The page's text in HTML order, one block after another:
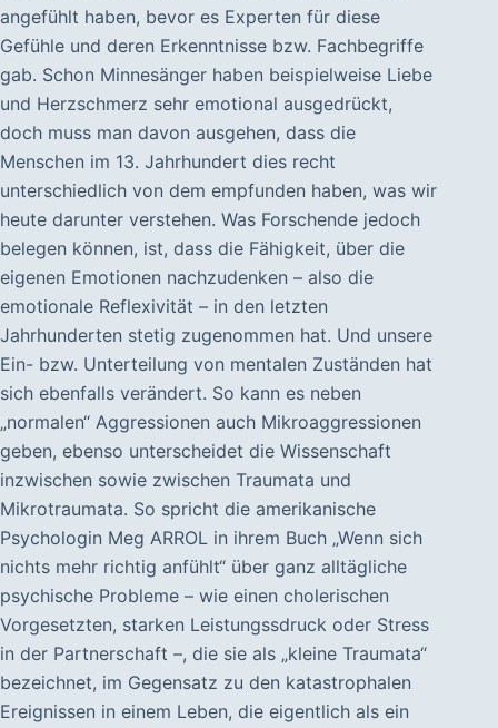
angefühlt haben, bevor es Experten für diese
Gefühle und deren Erkenntnisse bzw. Fachbegriffe
gab. Schon Minnesänger haben beispielweise Liebe
und Herzschmerz sehr emotional ausgedrückt,
doch muss man davon ausgehen, dass die
Menschen im 13. Jahrhundert dies recht
unterschiedlich von dem empfunden haben, was wir
heute darunter verstehen. Was Forschende jedoch
belegen können, ist, dass die Fähigkeit, über die
eigenen Emotionen nachzudenken – also die
emotionale Reflexivität – in den letzten
Jahrhunderten stetig zugenommen hat. Und unsere
Ein- bzw. Unterteilung von mentalen Zuständen hat
sich ebenfalls verändert. So kann es neben
„normalen“ Aggressionen auch Mikroaggressionen
geben, ebenso unterscheidet die Wissenschaft
inzwischen sowie zwischen Traumata und
Mikrotraumata. So spricht die amerikanische
Psychologin Meg ARROL in ihrem Buch „Wenn sich
nichts mehr richtig anfühlt“ über ganz alltägliche
psychische Probleme – wie einen cholerischen
Vorgesetzten, starken Leistungssdruck oder Stress
in der Partnerschaft –, die sie als „kleine Traumata“
bezeichnet, im Gegensatz zu den katastrophalen
Ereignissen in einem Leben, die eigentlich als ein